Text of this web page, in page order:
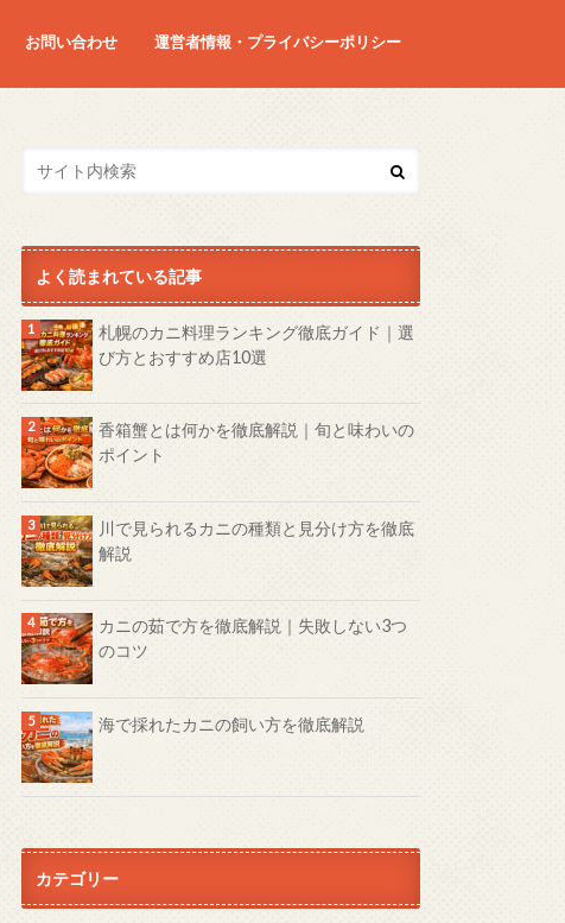
お問い合わせ 運営者情報・プライバシーポリシー
よく読まれている記事
札幌のカニ料理ランキング徹底ガイド｜選
び方とおすすめ店10選
香箱蟹とは何かを徹底解説｜旬と味わいの
ポイント
川で見られるカニの種類と見分け方を徹底
解説
カニの茹で方を徹底解説｜失敗しない3つ
のコツ
海で採れたカニの飼い方を徹底解説
カテゴリー